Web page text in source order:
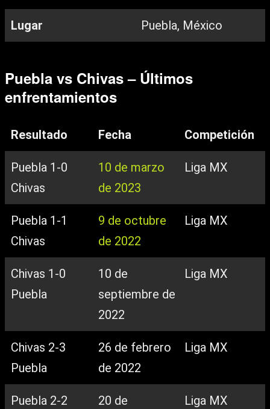
Lugar Puebla, México
Puebla vs Chivas – Últimos
enfrentamientos
Resultado Fecha Competición
Puebla 1-0
Chivas
10 de marzo
de 2023
Liga MX
Puebla 1-1
Chivas
9 de octubre
de 2022
Liga MX
Chivas 1-0
Puebla
10 de
septiembre de
2022
Liga MX
Chivas 2-3
Puebla
26 de febrero
de 2022
Liga MX
Puebla 2-2
20 de
Liga MX